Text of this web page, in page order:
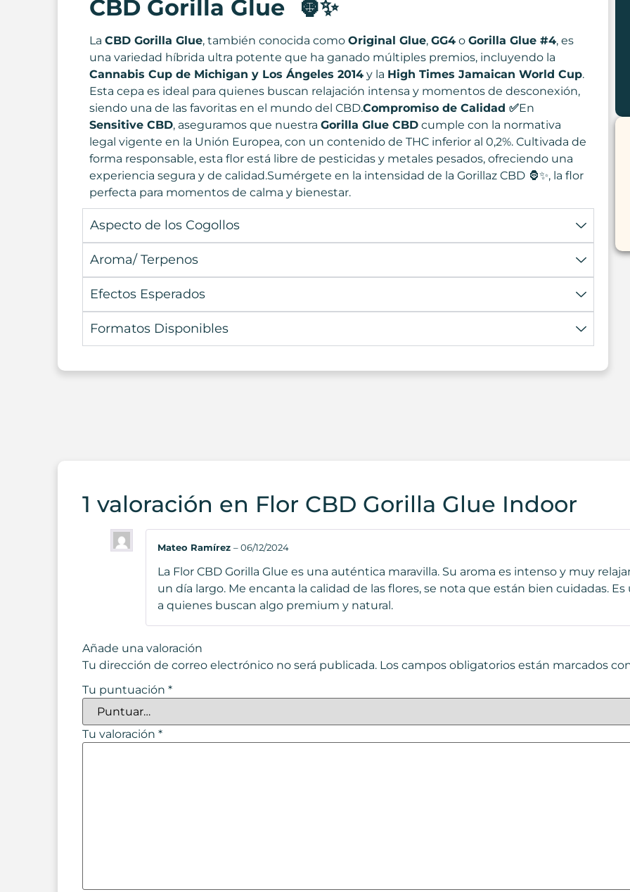
CBD Gorilla Glue 🦍✨
La CBD Gorilla Glue, también conocida como Original Glue, GG4 o Gorilla Glue #4, es
una variedad híbrida ultra potente que ha ganado múltiples premios, incluyendo la
Cannabis Cup de Michigan y Los Ángeles 2014 y la High Times Jamaican World Cup.
Esta cepa es ideal para quienes buscan relajación intensa y momentos de desconexión,
siendo una de las favoritas en el mundo del CBD.Compromiso de Calidad ✅En
Sensitive CBD, aseguramos que nuestra Gorilla Glue CBD cumple con la normativa
legal vigente en la Unión Europea, con un contenido de THC inferior al 0,2%. Cultivada de
forma responsable, esta flor está libre de pesticidas y metales pesados, ofreciendo una
experiencia segura y de calidad.Sumérgete en la intensidad de la Gorillaz CBD 🦍✨, la flor
perfecta para momentos de calma y bienestar.
Aspecto de los Cogollos
Aroma/ Terpenos
Efectos Esperados
Formatos Disponibles
1 valoración en Flor CBD Gorilla Glue Indoor
Mateo Ramírez –06/12/2024
La Flor CBD Gorilla Glue es una auténtica maravilla. Su aroma es intenso y muy
un día largo. Me encanta la calidad de las flores, se nota que están bien cuidadas.
a quienes buscan algo premium y natural.
Añade una valoración
Tu dirección de correo electrónico no será publicada. Los campos obligatorios están marcados
Tu puntuación *
Tu valoración *